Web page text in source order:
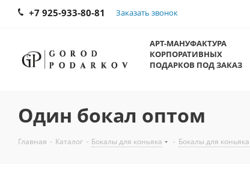
+7 925-933-80-81 Заказать звонок
АРТ-МАНУФАКТУРА
КОРПОРАТИВНЫХ
ПОДАРКОВ ПОД ЗАКАЗ
Один бокал оптом
Главная - Каталог - Бокалы для коньяка - Бокалы для